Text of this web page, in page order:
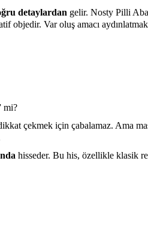
detaylardan gelir. Nosty Pilli
objedir. Var oluş amacı
mi?
çekmek için çabalamaz. Ama
hisseder. Bu his, özellikle klasik